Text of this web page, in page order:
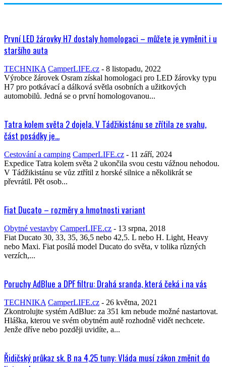
První LED žárovky H7 dostaly homologaci – můžete je vyměnit i u
staršího auta
TECHNIKA CamperLIFE.cz - 8 listopadu, 2022
Výrobce žárovek Osram získal homologaci pro LED žárovky typu
H7 pro potkávací a dálková světla osobních a užitkových
automobilů. Jedná se o první homologovanou...
Tatra kolem světa 2 dojela. V Tádžikistánu se zřítila ze svahu,
část posádky je...
Cestování a camping CamperLIFE.cz - 11 září, 2024
Expedice Tatra kolem světa 2 ukončila svou cestu vážnou nehodou.
V Tádžikistánu se vůz ztřítil z horské silnice a několikrát se
převrátil. Pět osob...
Fiat Ducato – rozměry a hmotnosti variant
Obytné vestavby CamperLIFE.cz - 13 srpna, 2018
Fiat Ducato 30, 33, 35, 36,5 nebo 42,5. L nebo H. Light, Heavy
nebo Maxi. Fiat posílá model Ducato do světa, v tolika různých
verzích,...
Poruchy AdBlue a DPF filtru: Drahá sranda, která čeká i na vás
TECHNIKA CamperLIFE.cz - 26 května, 2021
Zkontrolujte systém AdBlue: za 351 km nebude možné nastartovat.
Hláška, kterou ve svém obytném autě rozhodně vidět nechcete.
Jenže dříve nebo později uvidíte, a...
Řidičský průkaz sk. B na 4,25 tuny: Vláda musí zákon změnit do